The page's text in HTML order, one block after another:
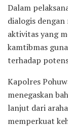
Dalam
dialogis
aktivitas yang
kamtibmas
terhadap
Kapolres
menegaskan
lanjut dari
memperkuat